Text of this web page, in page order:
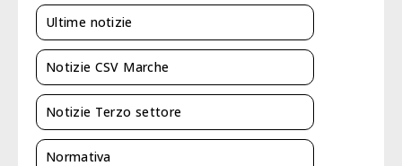
Ultime notizie
Notizie CSV Marche
Notizie Terzo settore
Normativa